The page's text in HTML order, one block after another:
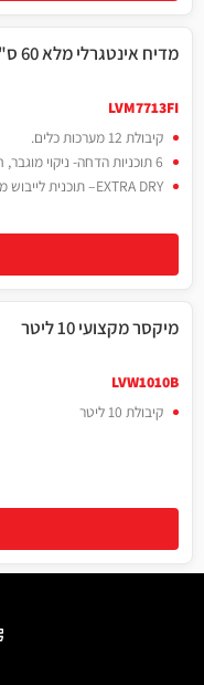
מדיח אינטגרלי מלא 60 ס"מ
LVM7713FI
קיבולת 12 מערכות כלים.
6 תוכניות הדחה- ניקוי מוגבר, חסכונית, זכוכיות, 90 דק', מהירה, ניקוי עצמי
EXTRA DRY– תוכנית לייבוש מהיר.
10 ליטר
מיקסר מקצועי 10 ליטר
LVW1010B
קיבולת 10 ליטר